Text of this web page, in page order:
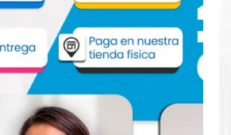
Brother TN217C Cian para
L3550 L3230 L3551 L3230
experiencia y atención para adquirir tus
promociones todos los dias. Escríbenos o
encontrar la solución perfecta para tu